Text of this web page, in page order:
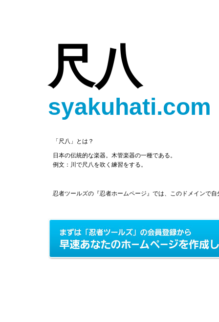
尺八
syakuhati.com
「尺八」とは？
日本の伝統的な楽器。木管楽器の一種である。
例文：川で尺八を吹く練習をする。
忍者ツールズの『忍者ホームページ』では、このドメインで